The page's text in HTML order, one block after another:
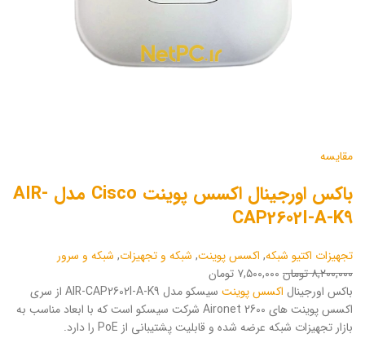
مقایسه
باکس اورجینال اکسس پوینت Cisco مدل AIR-
CAP2602I-A-K9
تجهیزات اکتیو شبکه, اکسس پوینت, شبکه و تجهیزات, شبکه و سرور
۸,۲۰۰,۰۰۰ تومان
۷,۵۰۰,۰۰۰ تومان
باکس اورجینال اکسس پوینت
سیسکو مدل AIR-CAP2602I-A-K9 از سری
اکسس پوینت های Aironet 2600 شرکت سیسکو است که با ابعاد مناسب به
بازار تجهیزات شبکه عرضه شده و قابلیت پشتیبانی از PoE را دارد.